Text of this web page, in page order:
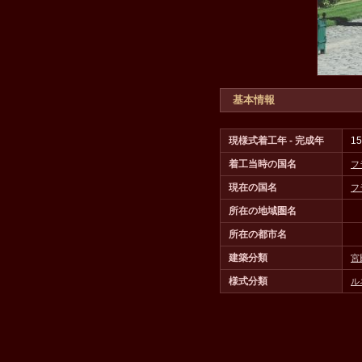
基本情報
現様式着工年 - 完成年
着工当時の国名 フ
現在の国名 フ
所在の地域圏名
所在の都市名
建築分類 宮
様式分類 ル